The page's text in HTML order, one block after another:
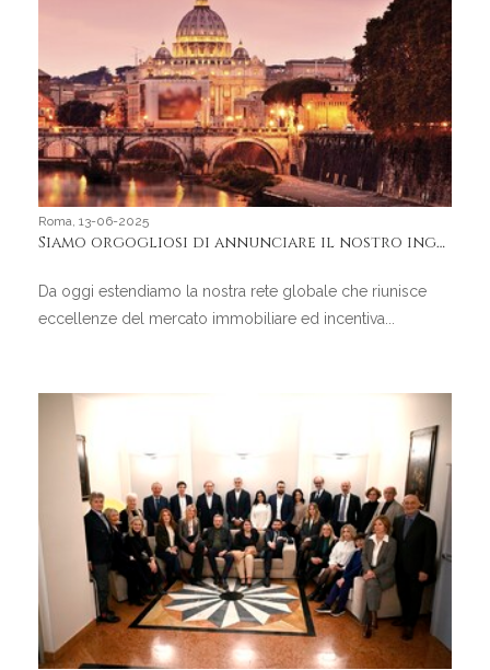
Roma, 13-06-2025
Siamo orgogliosi di annunciare il nostro ingresso in Mayfair International Realty, importante network di lusso presente a livello internazionale con sede a Londra.
Da oggi estendiamo la nostra rete globale che riunisce
eccellenze del mercato immobiliare ed incentiva...